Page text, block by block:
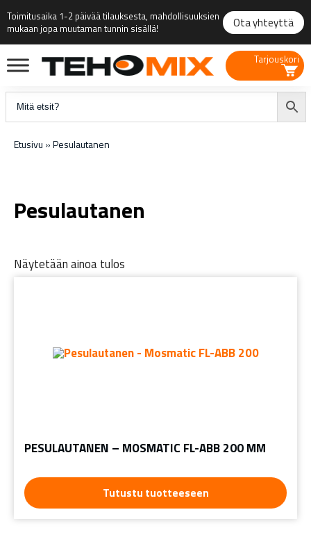
Toimitusaika 1-2 päivää tilauksesta, mahdollisuuksien
mukaan jopa muutaman tunnin sisällä!
Ota yhteyttä
Tarjouskori
Etusivu »Pesulautanen
Pesulautanen
Näytetään ainoa tulos
PESULAUTANEN – MOSMATIC FL-ABB 200 MM
Tutustu tuotteeseen